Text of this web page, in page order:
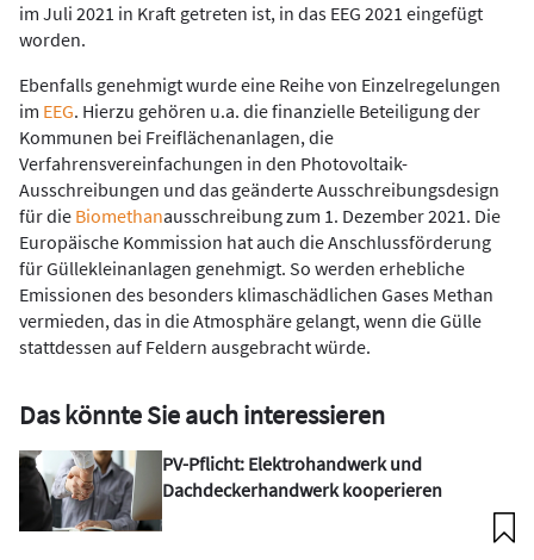
im Juli 2021 in Kraft getreten ist, in das EEG 2021 eingefügt
worden.
Ebenfalls genehmigt wurde eine Reihe von Einzelregelungen
im EEG. Hierzu gehören u.a. die finanzielle Beteiligung der
Kommunen bei Freiflächenanlagen, die
Verfahrensvereinfachungen in den Photovoltaik-
Ausschreibungen und das geänderte Ausschreibungsdesign
für die Biomethanausschreibung zum 1. Dezember 2021. Die
Europäische Kommission hat auch die Anschlussförderung
für Güllekleinanlagen genehmigt. So werden erhebliche
Emissionen des besonders klimaschädlichen Gases Methan
vermieden, das in die Atmosphäre gelangt, wenn die Gülle
stattdessen auf Feldern ausgebracht würde.
Das könnte Sie auch interessieren
PV-Pflicht: Elektrohandwerk und
Dachdeckerhandwerk kooperieren